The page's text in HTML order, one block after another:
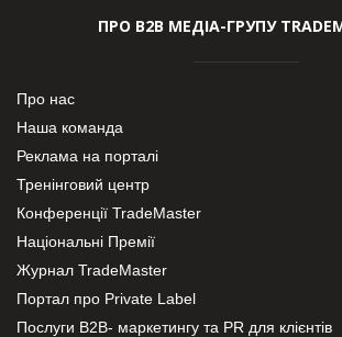
ПРО В2В МЕДІА-ГРУПУ
Про нас
Наша команда
Реклама на порталі
Тренінговий центр
Конференції TradeMaster
Національні Премії
Журнал TradeMaster
Портал про Private Label
Послуги В2В- маркетингу та PR для клієнтів